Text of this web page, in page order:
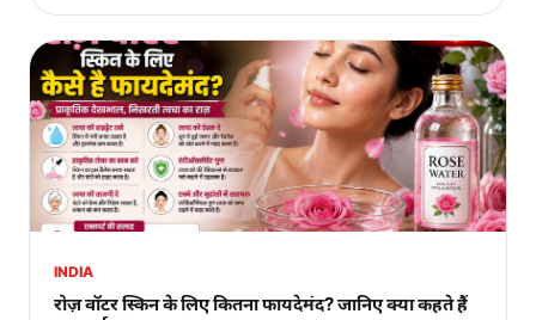
INDIA
रोज़ वॉटर स्किन के लिए कितना फायदेमंद? जानिए क्या कहते हैं